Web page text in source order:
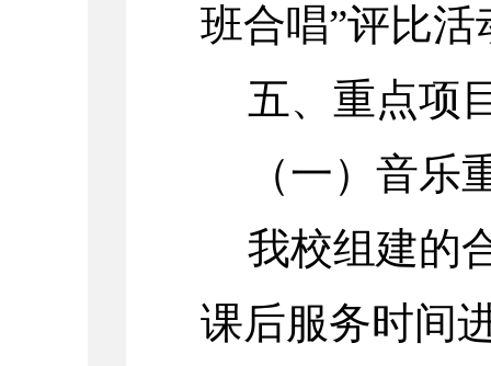
班合唱”评比活
五、重点项
（一）音
我校组建的
课后服务时间